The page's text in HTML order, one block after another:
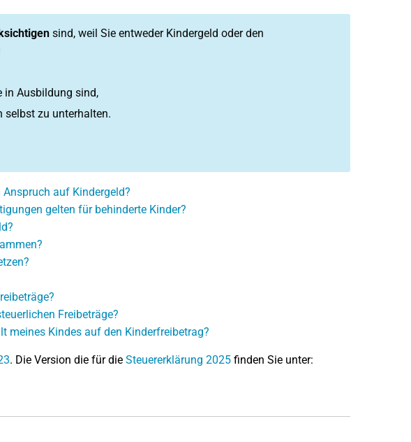
sind, weil Sie entweder Kindergeld oder den
in Ausbildung sind,
selbst zu unterhalten.
auf Kindergeld?
gelten für behinderte Kinder?
Freibeträge?
meines Kindes auf den Kinderfreibetrag?
. Die Version die für die Steuererklärung 2025finden Sie unter: